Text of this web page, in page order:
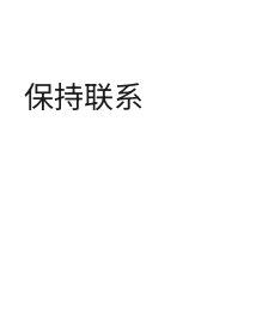
保持联系
@jwmarriottmarquisdubai